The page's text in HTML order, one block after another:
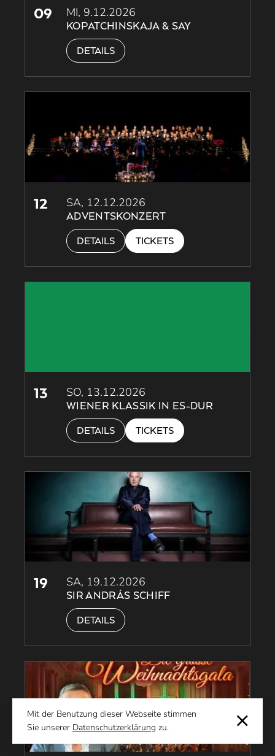
Mit der Benutzung dieser Webseite stimmen
Sie unserer Datenschutzerklärung zu.
09 MI, 9.12.2026
KOPATCHINSKAJA & SAY
DETAILS
12 SA, 12.12.2026
ADVENTSKONZERT
DETAILS TICKETS
13 SO, 13.12.2026
WIENER KLASSIK IN ES-­DUR
DETAILS TICKETS
19 SA, 19.12.2026
SIR ANDRÁS SCHIFF
DETAILS